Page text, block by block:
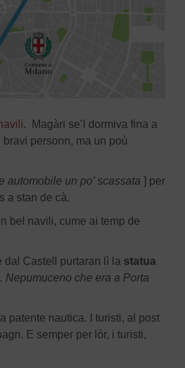
. Magàri se’l dormiva fina a
personn, ma un poù
automobile un po’ scassata ] per
a stan de cà.
bel navili, cume ai temp de
dal Castell purtaran lì la statua
che era a Porta
patente nautica. I turisti, al post
E semper per lòr, i turisti,